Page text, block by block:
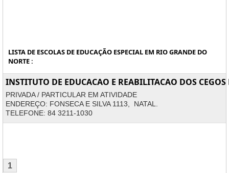
LISTA DE ESCOLAS DE EDUCAÇÃO ESPECIAL EM RIO GRANDE DO
NORTE :
INSTITUTO DE EDUCACAO E REABILITACAO DOS CEGOS
PRIVADA / PARTICULAR EM ATIVIDADE
ENDEREÇO: FONSECA E SILVA 1113, NATAL.
TELEFONE: 84 3211-1030
1